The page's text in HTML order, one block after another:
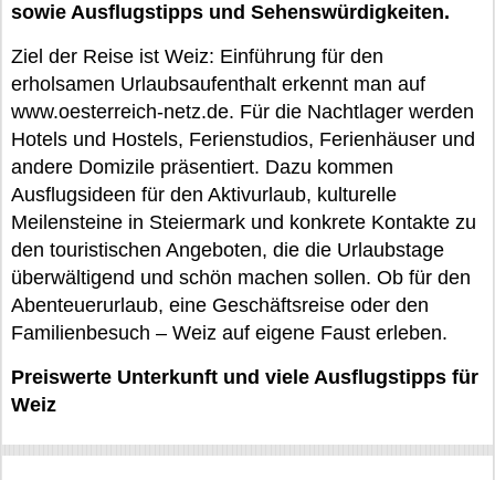
sowie Ausflugstipps und Sehenswürdigkeiten.
Ziel der Reise ist Weiz: Einführung für den
erholsamen Urlaubsaufenthalt erkennt man auf
www.oesterreich-netz.de. Für die Nachtlager werden
Hotels und Hostels, Ferienstudios, Ferienhäuser und
andere Domizile präsentiert. Dazu kommen
Ausflugsideen für den Aktivurlaub, kulturelle
Meilensteine in Steiermark und konkrete Kontakte zu
den touristischen Angeboten, die die Urlaubstage
überwältigend und schön machen sollen. Ob für den
Abenteuerurlaub, eine Geschäftsreise oder den
Familienbesuch – Weiz auf eigene Faust erleben.
Preiswerte Unterkunft und viele Ausflugstipps für
Weiz